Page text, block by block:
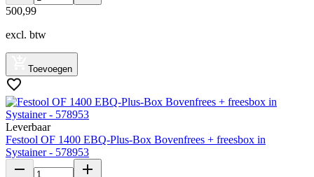
500,99
excl. btw
Toevoegen
Leverbaar
Festool OF 1400 EBQ-Plus-Box Bovenfrees + freesbox in
Systainer - 578953